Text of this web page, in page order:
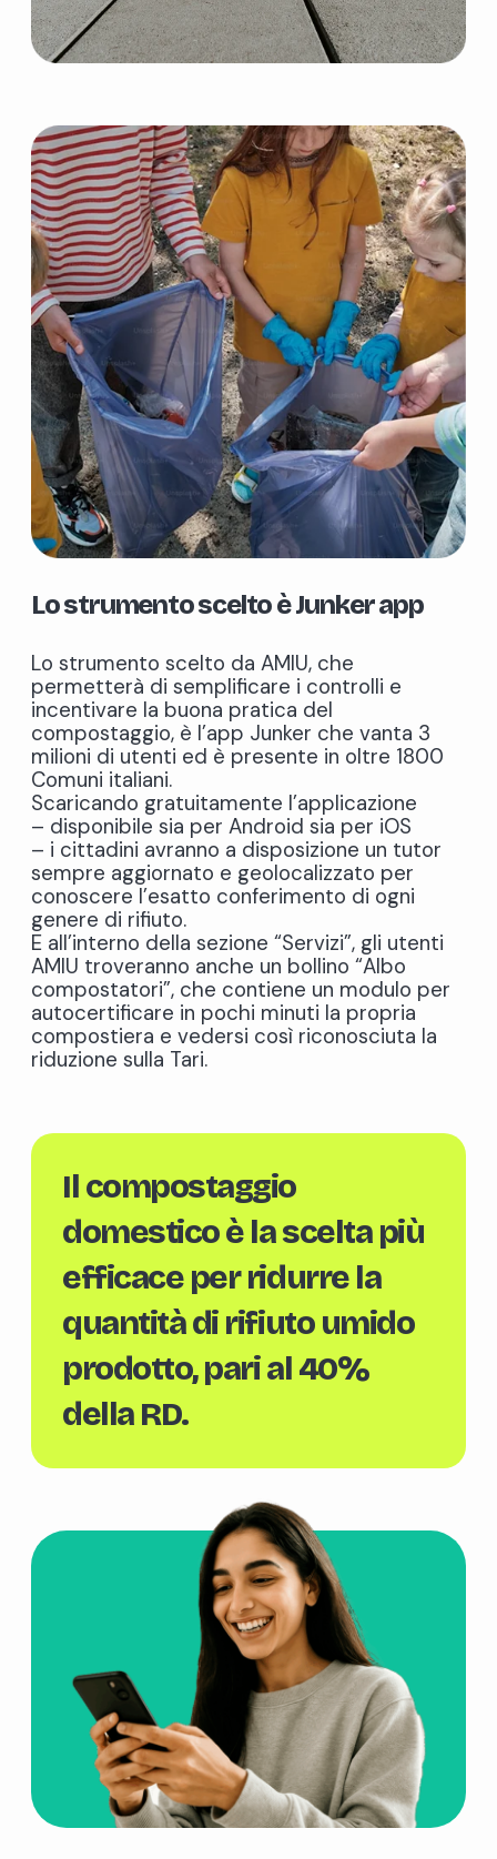
Lo strumento scelto è Junker app
Lo strumento scelto da AMIU, che
permetterà di semplificare i controlli e
incentivare la buona pratica del
compostaggio, è l’app Junker che vanta 3
milioni di utenti ed è presente in oltre 1800
Comuni italiani.
Scaricando gratuitamente l’applicazione
– disponibile sia per Android sia per iOS
– i cittadini avranno a disposizione un tutor
sempre aggiornato e geolocalizzato per
conoscere l’esatto conferimento di ogni
genere di rifiuto.
E all’interno della sezione “Servizi”, gli utenti
AMIU troveranno anche un bollino “Albo
compostatori”, che contiene un modulo per
autocertificare in pochi minuti la propria
compostiera e vedersi così riconosciuta la
riduzione sulla Tari.
Il compostaggio
domestico è la scelta più
efficace per ridurre la
quantità di rifiuto umido
prodotto, pari al 40%
della RD.